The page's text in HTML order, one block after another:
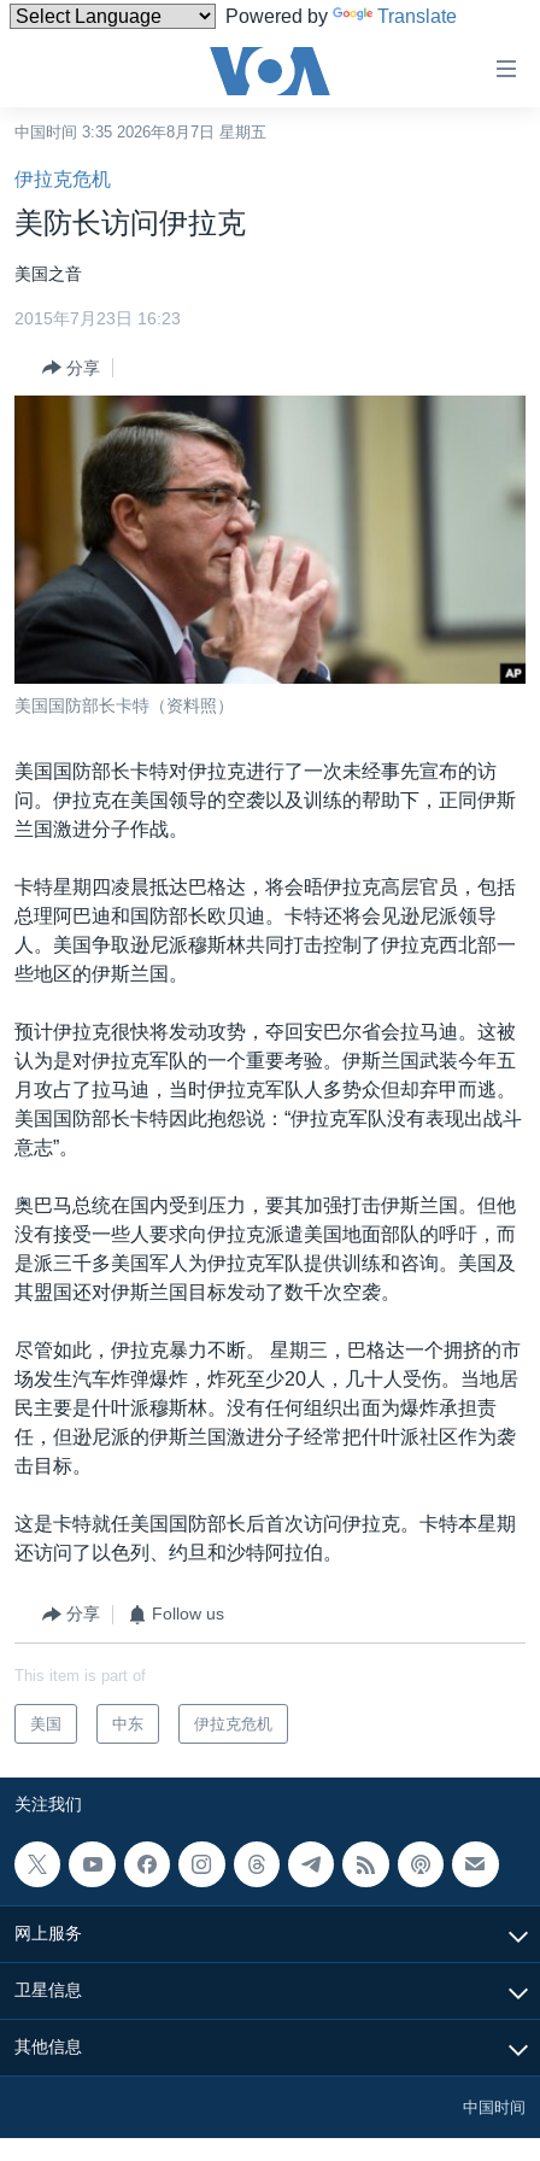
Powered by Translate
碍
链
接
跳
转
内
检
中国
台湾
港澳
国际
最新国际新闻
非洲
全球议题
经济·金融·贸易
人权·法律·宗教
科教·文娱·体健
军事
环境
美中关系
热点专题
白宫要闻
国会报道
美中关系
美国建国250周年
美国之音专访
重要讲话与声明
南中国海争端
关注西藏
关注新疆
GEN Z 看美国
VOA视频
VOA今日焦点
中文广播
关注我们
中国时间 3:35 2026年8月7日 星期五
伊拉克危机
美防长访问伊拉克
美国之音
2015年7月23日 16:23
分享
美国国防部长卡特（资料照）
美国国防部长卡特对伊拉克进行了一次未经事先宣布的访
问。伊拉克在美国领导的空袭以及训练的帮助下，正同伊斯
兰国激进分子作战。
卡特星期四凌晨抵达巴格达，将会晤伊拉克高层官员，包括
总理阿巴迪和国防部长欧贝迪。卡特还将会见逊尼派领导
人。美国争取逊尼派穆斯林共同打击控制了伊拉克西北部一
些地区的伊斯兰国。
预计伊拉克很快将发动攻势，夺回安巴尔省会拉马迪。这被
认为是对伊拉克军队的一个重要考验。伊斯兰国武装今年五
月攻占了拉马迪，当时伊拉克军队人多势众但却弃甲而逃。
美国国防部长卡特因此抱怨说：“伊拉克军队没有表现出战斗
意志”。
奥巴马总统在国内受到压力，要其加强打击伊斯兰国。但他
没有接受一些人要求向伊拉克派遣美国地面部队的呼吁，而
是派三千多美国军人为伊拉克军队提供训练和咨询。美国及
其盟国还对伊斯兰国目标发动了数千次空袭。
尽管如此，伊拉克暴力不断。 星期三，巴格达一个拥挤的市
场发生汽车炸弹爆炸，炸死至少20人，几十人受伤。当地居
民主要是什叶派穆斯林。没有任何组织出面为爆炸承担责
任，但逊尼派的伊斯兰国激进分子经常把什叶派社区作为袭
击目标。
这是卡特就任美国国防部长后首次访问伊拉克。卡特本星期
还访问了以色列、约旦和沙特阿拉伯。
分享 Follow us
This item is part of
美国 中东 伊拉克危机
关注我们
网上服务
卫星信息
其他信息
中国时间